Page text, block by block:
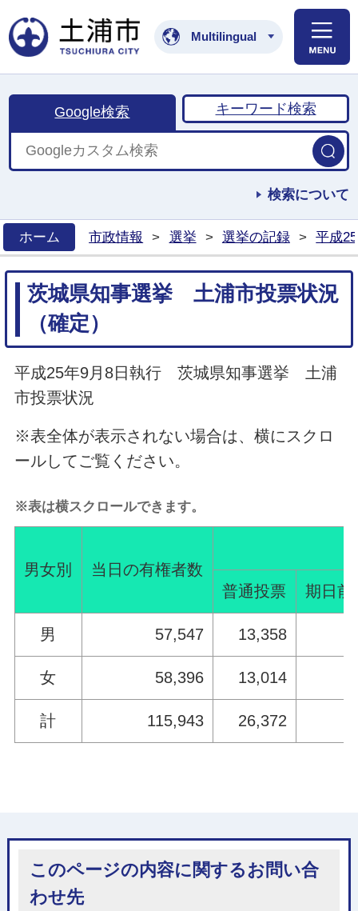
土浦市公式ホームペ
Multilingual
Google検索 キーワード検索
検索について
ホーム
市政情報 > 選挙 > 選挙の記録 > 平成
茨城県知事選挙 土浦市投票状況
（確定）
平成25年9月8日執行 茨城県知事選挙 土浦
市投票状況
※表全体が表示されない場合は、横にスクロ
ールしてご覧ください。
※表は横スクロールできます。
男女別 当日の有権者数
普通投票 期日前
男 57,547 13,358
女 58,396 13,014
計 115,943 26,372
このページの内容に関するお問い合
わせ先